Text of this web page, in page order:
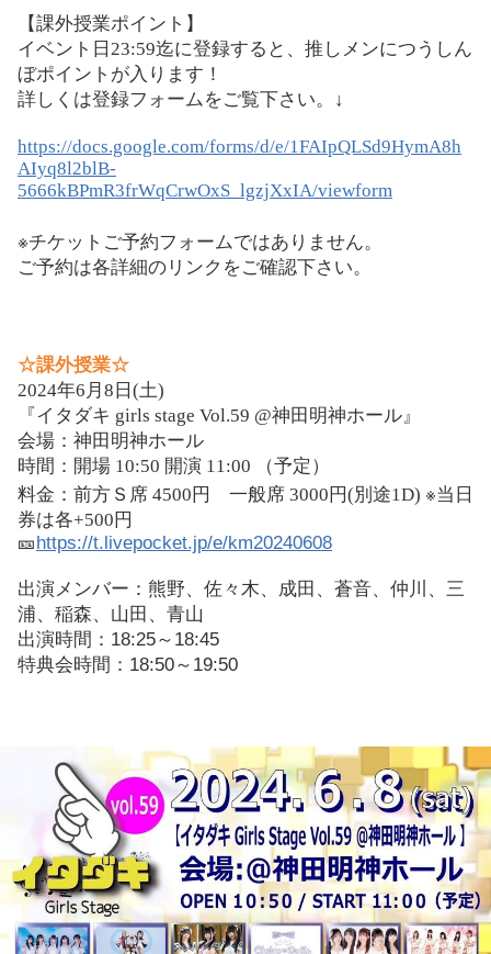
【課外授業ポイント】
イベント日 23:59迄に登録すると、推しメンにつうしん
ぼポイントが入ります！
詳しくは登録フォームをご覧下さい。↓
https://docs.google.com/forms/d/e/1FAIpQLSd9HymA8h
AIyq8l2blB-
5666kBPmR3frWqCrwOxS_lgzjXxIA/viewform
※チケットご予約フォームではありません。
ご予約は各詳細のリンクをご確認下さい。
☆課外授業☆
2024年6 月 8 日 (土)
『イタダキ girls stage Vol.59 @神田明神ホール』
会場：神田明神ホール
時間：開場 10:50 開演 11:00
（予定）
料金：前方Ｓ席 4500 円 一般席 3000 円(別途1D) ※当日
券は各+500 円
🎫https://t.livepocket.jp/e/km20240608
出演メンバー：熊野、佐々木、成田、蒼音、仲川、三
浦、稲森、山田、青山
出演時間：18:25～18:45
特典会時間：18:50～19:50